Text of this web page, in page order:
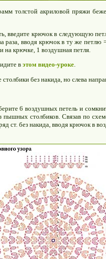
толстой акриловой пряжи
введите крючок в следующую
вводя крючок в ту же петлю
на крючке, 1 воздушная петля.
вэтом видео-уроке.
без накида, но слева
6 воздушных петель и
пышных столбиков. Связав по
ст. без накида, вводя крючок в